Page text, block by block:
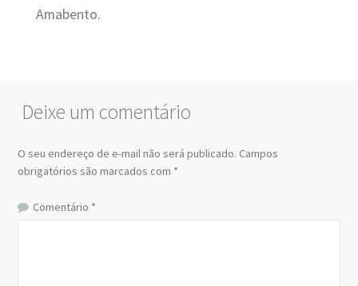
Amabento.
Deixe um comentário
O seu endereço de e-mail não será publicado. Campos
obrigatórios são marcados com *
Comentário *